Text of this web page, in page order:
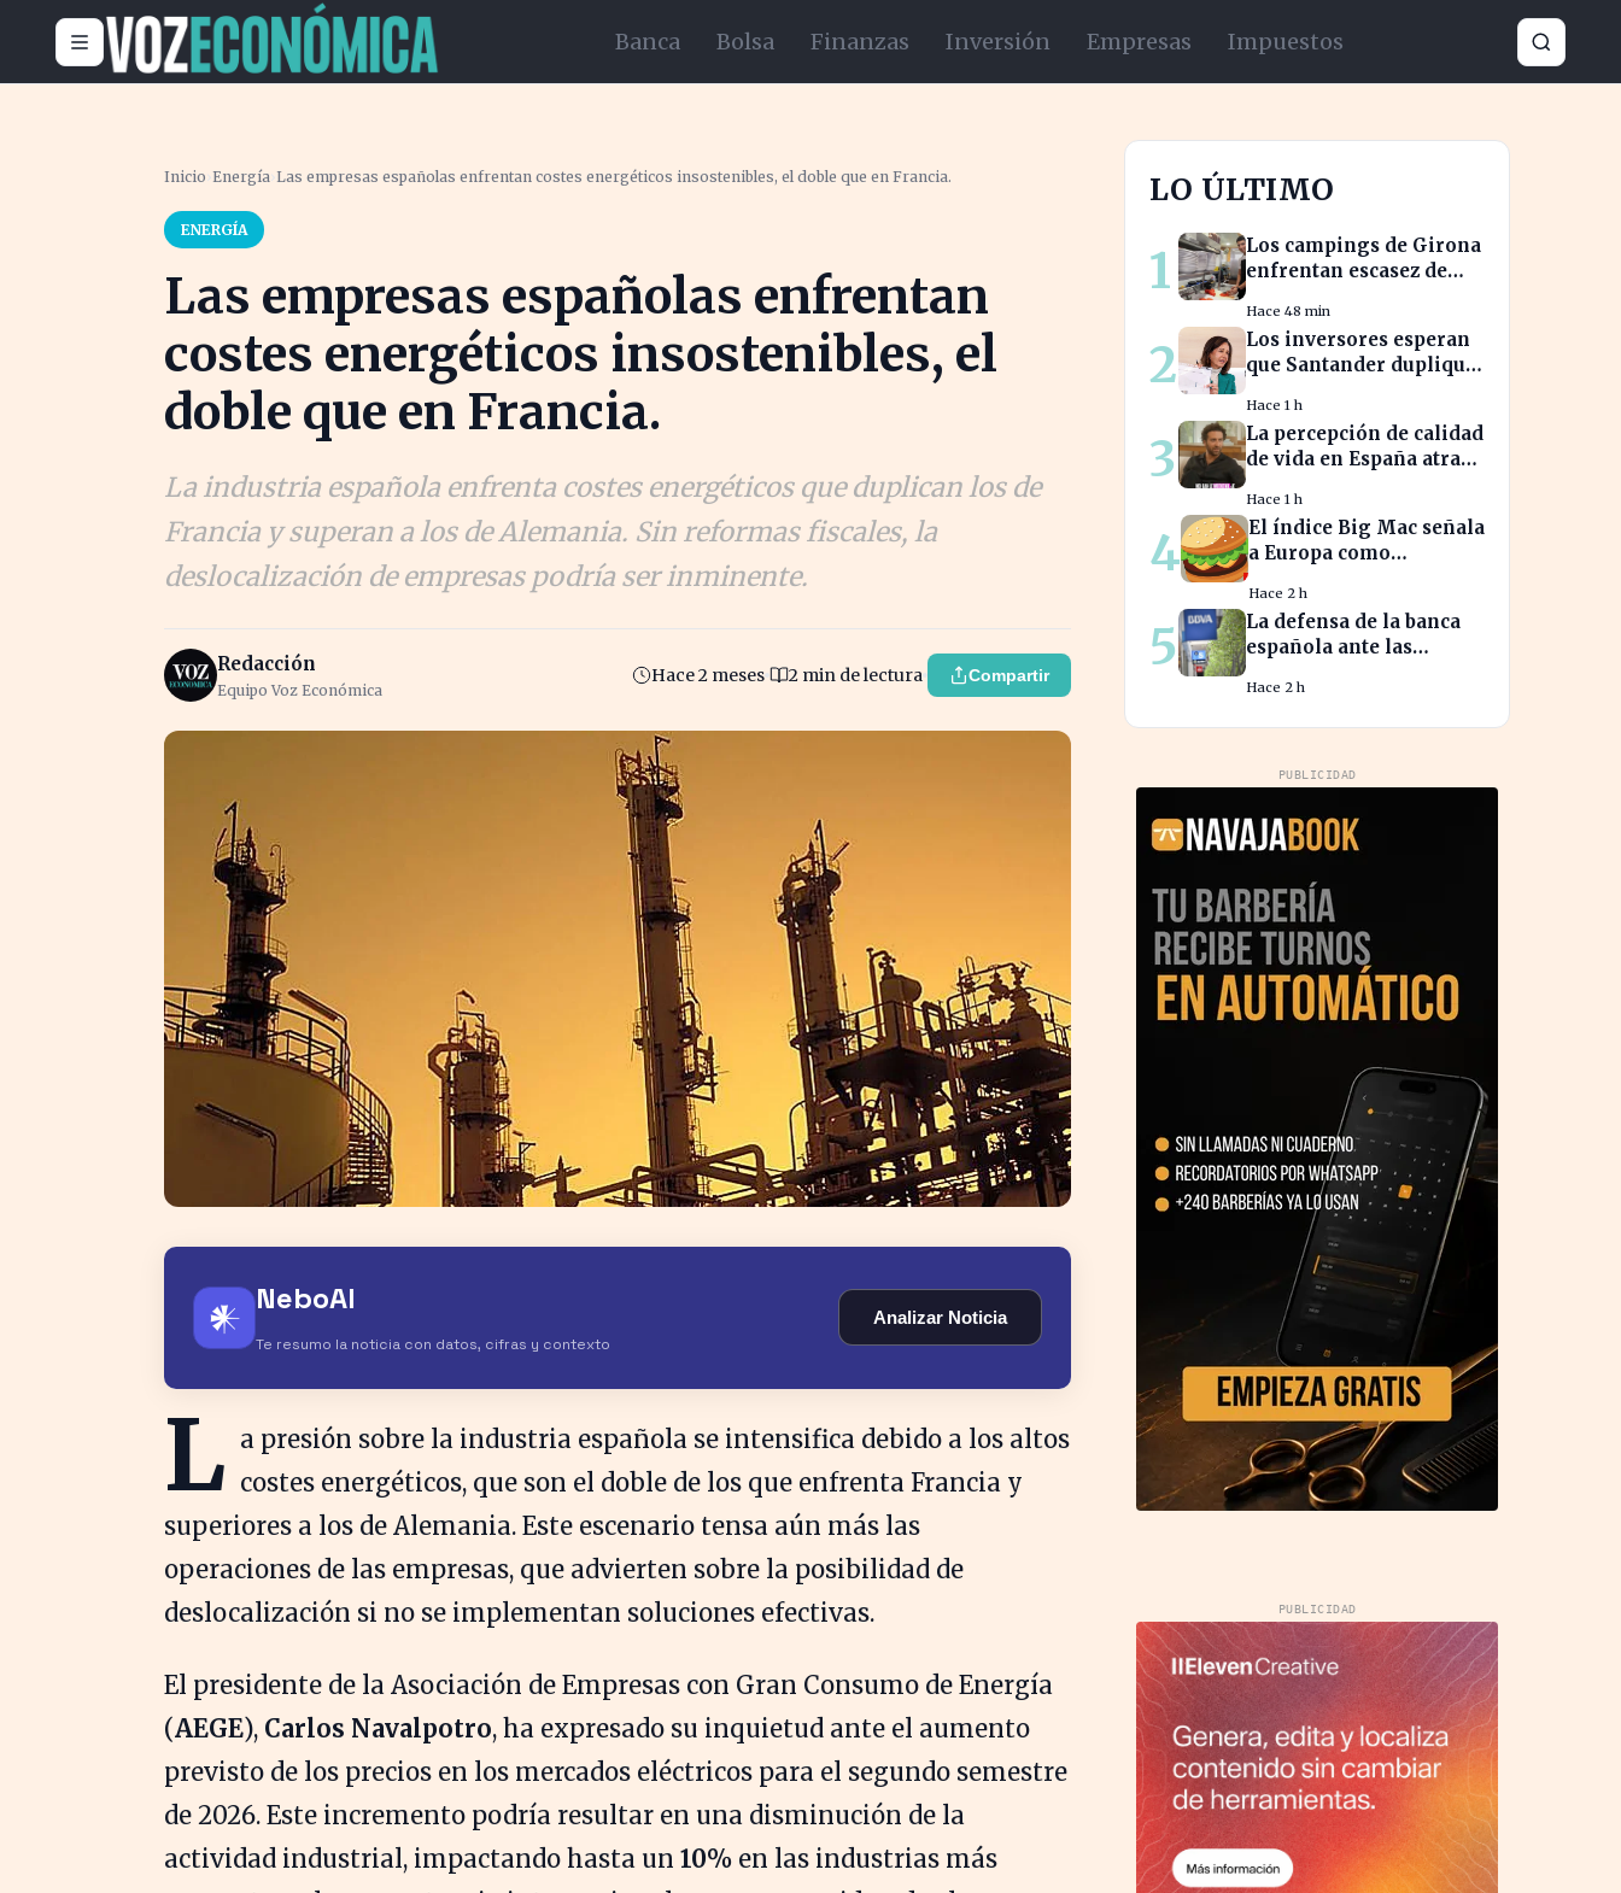
Banca Bolsa Finanzas Inversión Empresas Impuestos
Inicio ›Energía›Las empresas españolas enfrentan costes energéticos insostenibles, el doble que en Francia.
ENERGÍA
Las empresas españolas enfrentan
costes energéticos insostenibles, el
doble que en Francia.
La industria española enfrenta costes energéticos que duplican los de
Francia y superan a los de Alemania. Sin reformas fiscales, la
deslocalización de empresas podría ser inminente.
Redacción
Equipo Voz Económica
Hace 2 meses 2 min de lectura Compartir
𒀭 NeboAI
Te resumo la noticia con datos, cifras y contexto
Analizar Noticia
L a presión sobre la industria española se intensifica debido a los altos
costes energéticos, que son el doble de los que enfrenta Francia y
superiores a los de Alemania. Este escenario tensa aún más las
operaciones de las empresas, que advierten sobre la posibilidad de
deslocalización si no se implementan soluciones efectivas.
El presidente de la Asociación de Empresas con Gran Consumo de Energía
(AEGE), Carlos Navalpotro, ha expresado su inquietud ante el aumento
previsto de los precios en los mercados eléctricos para el segundo semestre
de 2026. Este incremento podría resultar en una disminución de la
actividad industrial, impactando hasta un 10% en las industrias más
LO ÚLTIMO
1
Los campings de Girona
enfrentan escasez de
Latinoamérica para
cubrirla
Hace 48 min
2
Los inversores esperan
que Santander duplique
años, según GVC Gaesco
Hace 1 h
3
La percepción de calidad
de vida en España atrae
impuestos más altos
Hace 1 h
4
El índice Big Mac señala
a Europa como
de la carne monetaria
Hace 2 h
5
La defensa de la banca
española ante las
confianza del
consumidor hipotecario
Hace 2 h
PUBLICIDAD
PUBLICIDAD